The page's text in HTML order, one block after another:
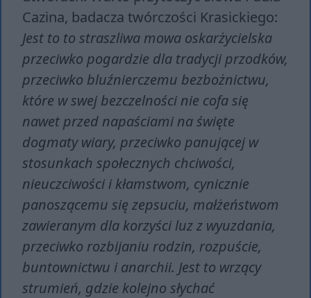
Cazina, badacza twórczości Krasickiego:
Jest to to straszliwa mowa oskarżycielska
przeciwko pogardzie dla tradycji przodków,
przeciwko bluźnierczemu bezbożnictwu,
które w swej bezczelności nie cofa się
nawet przed napaściami na święte
dogmaty wiary, przeciwko panującej w
stosunkach społecznych chciwości,
nieuczciwości i kłamstwom, cynicznie
panoszącemu się zepsuciu, małżeństwom
zawieranym dla korzyści luz z wyuzdania,
przeciwko rozbijaniu rodzin, rozpuście,
buntownictwu i anarchii. Jest to wrzący
strumień, gdzie kolejno słychać